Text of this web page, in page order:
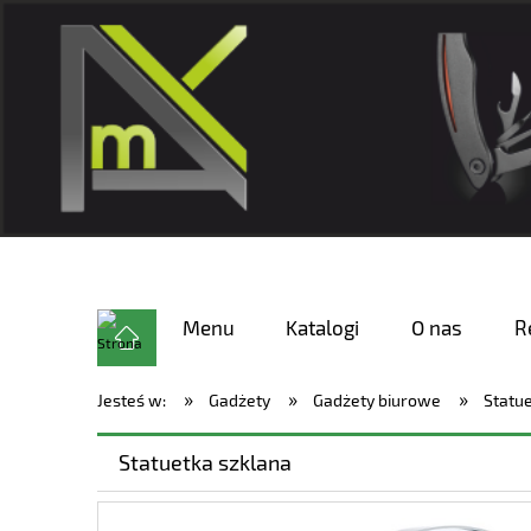
Menu Katalogi O nas
Jesteś w: » Gadżety » Gadżety biurowe »
Statuetka szklana